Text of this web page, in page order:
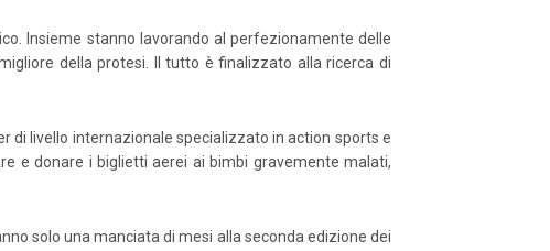
Insieme stanno lavorando al perfezionamente delle
della protesi. Il tutto è finalizzato alla ricerca di
di livello internazionale specializzato in action sports e
e donare i biglietti aerei ai bimbi gravemente malati,
solo una manciata di mesi alla seconda edizione dei